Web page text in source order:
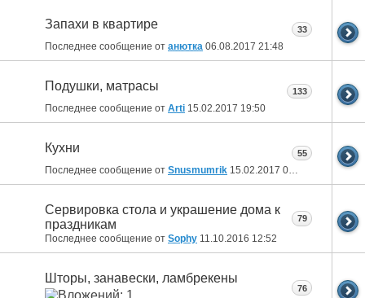
Запахи в квартире
Последнее сообщение от анютка 06.08.2017 21:48
33
Подушки, матрасы
Последнее сообщение от Arti 15.02.2017 19:50
133
Кухни
Последнее сообщение от Snusmumrik 15.02.2017 07:46
55
Сервировка стола и украшение дома к
праздникам
Последнее сообщение от Sophy 11.10.2016 12:52
79
Шторы, занавески, ламбрекены
76